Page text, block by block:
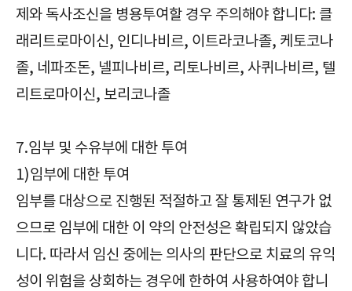
제와 독사조신을 병용투여할 경우 주의해야 합니다: 클
래리트로마이신, 인디나비르, 이트라코나졸, 케토코나
졸, 네파조돈, 넬피나비르, 리토나비르, 사퀴나비르, 텔
리트로마이신, 보리코나졸
7.임부 및 수유부에 대한 투여
1)임부에 대한 투여
임부를 대상으로 진행된 적절하고 잘 통제된 연구가 없
으므로 임부에 대한 이 약의 안전성은 확립되지 않았습
니다. 따라서 임신 중에는 의사의 판단으로 치료의 유익
성이 위험을 상회하는 경우에 한하여 사용하여야 합니